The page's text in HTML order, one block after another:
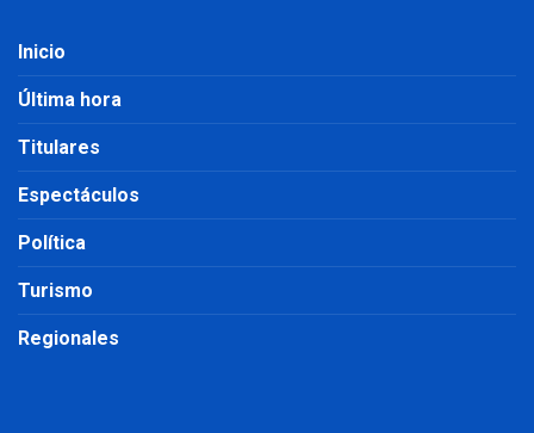
Inicio
Última hora
Titulares
Espectáculos
Política
Turismo
Regionales